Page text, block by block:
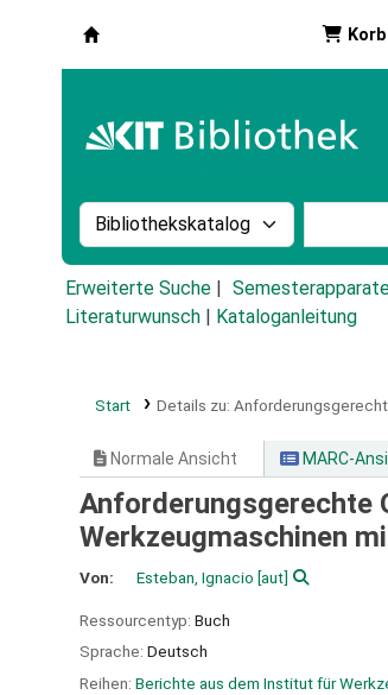
Korb
Suche im Katalog nach:
Erweiterte Suche
Literaturwunsch
Kataloganleitung
Start Details zu:
Normale Ansicht MARC-
Anforderungsgerechte
Werkzeugmaschinen
Von: Esteban, Ignacio [aut]
Ressourcentyp: Buch
Sprache: Deutsch
Reihen: Berichte aus dem Institut für